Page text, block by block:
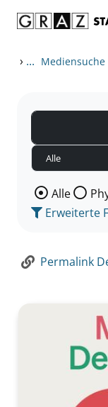
› ... Mediensuche
Wählen Sie
Alle
Erweiterte
Permalink